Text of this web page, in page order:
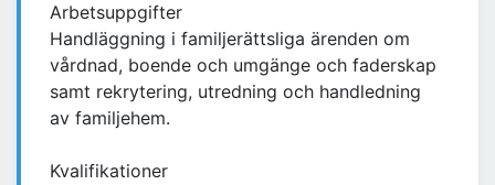
Arbetsuppgifter
Handläggning i familjerättsliga ärenden om
vårdnad, boende och umgänge och faderskap
samt rekrytering, utredning och handledning
av familjehem.
Kvalifikationer